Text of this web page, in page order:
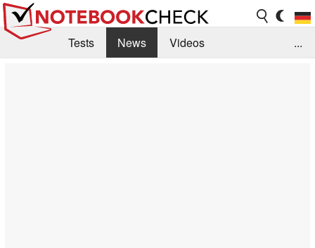
Tests News
Videos
...